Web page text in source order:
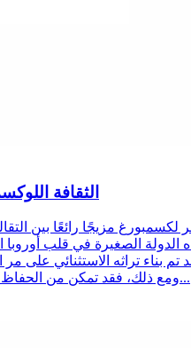
الثقافة
لكسمبورغ مزيجًا رائعًا بين
الدولة الصغيرة في قلب أوروبا
تم بناء تراثه الاستثنائي على
ومع ذلك، فقد تمكن من الحفاظ على هوية وطنية قوية وممي...